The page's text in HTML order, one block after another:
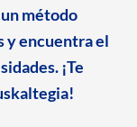
método
y encuentra el
¡Te